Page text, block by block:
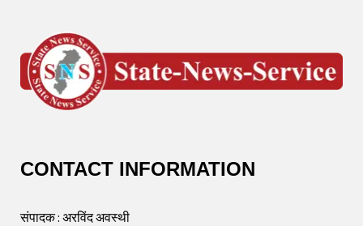
CONTACT INFORMATION
संपादक : अरविंद अवस्थी